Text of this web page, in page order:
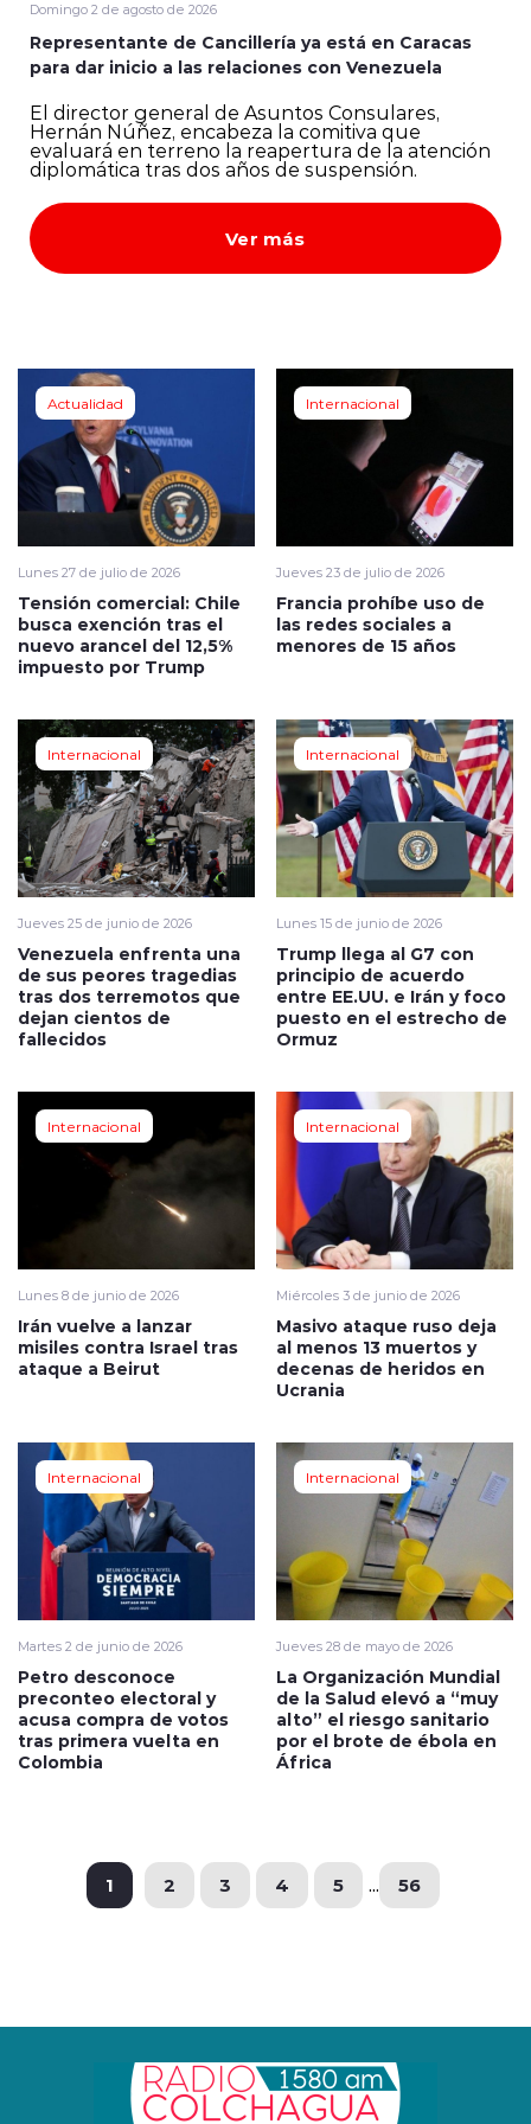
Domingo 2 de agosto de 2026
Representante de Cancillería ya está en Caracas
para dar inicio a las relaciones con Venezuela
El director general de Asuntos Consulares,
Hernán Núñez, encabeza la comitiva que
evaluará en terreno la reapertura de la atención
diplomática tras dos años de suspensión.
Ver más
Actualidad
Lunes 27 de julio de 2026
Tensión comercial: Chile
busca exención tras el
nuevo arancel del 12,5%
impuesto por Trump
Internacional
Jueves 23 de julio de 2026
Francia prohíbe uso de
las redes sociales a
menores de 15 años
Internacional
Jueves 25 de junio de 2026
Venezuela enfrenta una
de sus peores tragedias
tras dos terremotos que
dejan cientos de
fallecidos
Internacional
Lunes 15 de junio de 2026
Trump llega al G7 con
principio de acuerdo
entre EE.UU. e Irán y foco
puesto en el estrecho de
Ormuz
Internacional
Lunes 8 de junio de 2026
Irán vuelve a lanzar
misiles contra Israel tras
ataque a Beirut
Internacional
Miércoles 3 de junio de 2026
Masivo ataque ruso deja
al menos 13 muertos y
decenas de heridos en
Ucrania
Internacional
Martes 2 de junio de 2026
Petro desconoce
preconteo electoral y
acusa compra de votos
tras primera vuelta en
Colombia
Internacional
Jueves 28 de mayo de 2026
La Organización Mundial
de la Salud elevó a “muy
alto” el riesgo sanitario
por el brote de ébola en
África
1 2 3 4 5 ... 56